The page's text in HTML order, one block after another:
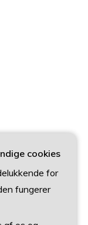
cookies
for
fungerer